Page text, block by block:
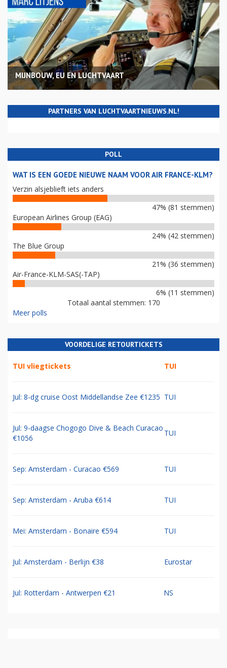
MIJNBOUW, EU EN LUCHTVAART
PARTNERS VAN LUCHTVAARTNIEUWS.NL!
POLL
WAT IS EEN GOEDE NIEUWE NAAM VOOR AIR FRANCE-KLM?
Verzin alsjeblieft iets anders
47% (81 stemmen)
European Airlines Group (EAG)
24% (42 stemmen)
The Blue Group
21% (36 stemmen)
Air-France-KLM-SAS(-TAP)
6% (11 stemmen)
Totaal aantal stemmen: 170
Meer polls
VOORDELIGE RETOURTICKETS
TUI vliegtickets TUI
Jul: 8-dg cruise Oost Middellandse Zee €1235 TUI
Jul: 9-daagse Chogogo Dive & Beach Curacao
€1056
TUI
Sep: Amsterdam - Curacao €569 TUI
Sep: Amsterdam - Aruba €614 TUI
Mei: Amsterdam - Bonaire €594 TUI
Jul: Amsterdam - Berlijn €38 Eurostar
Jul: Rotterdam - Antwerpen €21 NS